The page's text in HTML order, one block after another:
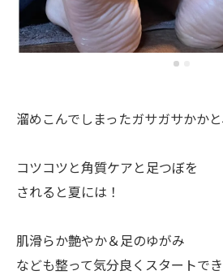
溜めこんでしまったガサガサかか
コツコツと角質ケアと足つぼを
されると夏には！
肌滑らか艶やか＆足のゆがみ
なども整って気分良くスタートで